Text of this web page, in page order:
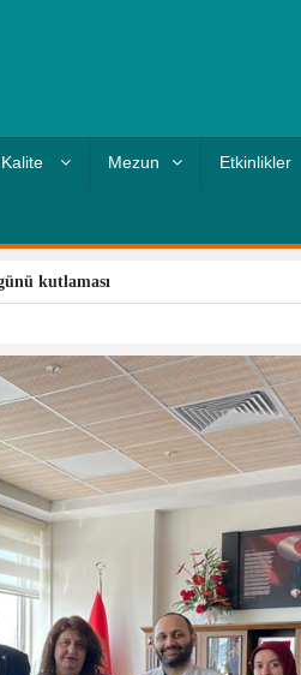
Kalite Mezun Etkinlikler
kutlaması